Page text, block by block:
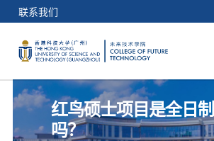
联系我们
香
红鸟硕士项目是全日
吗？